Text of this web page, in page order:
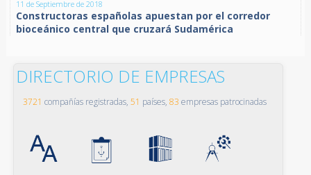
11 de Septiembre de 2018
Constructoras españolas apuestan por el corredor
bioceánico central que cruzará Sudamérica
DIRECTORIO DE EMPRESAS
3721 compañías registradas, 51 países, 83 empresas patrocinadas